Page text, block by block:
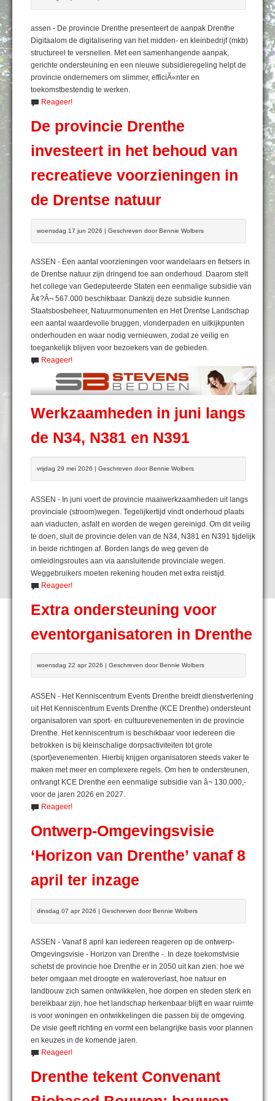
assen - De provincie Drenthe presenteert de aanpak Drenthe
Digitaalom de digitalisering van het midden- en kleinbedrijf (mkb)
structureel te versnellen. Met een samenhangende aanpak,
gerichte ondersteuning en een nieuwe subsidieregeling helpt de
provincie ondernemers om slimmer, efficiÃ«nter en
toekomstbestendig te werken.
Reageer!
De provincie Drenthe
investeert in het behoud van
recreatieve voorzieningen in
de Drentse natuur
woensdag 17 jun 2026 | Geschreven door Bennie Wolbers
ASSEN - Een aantal voorzieningen voor wandelaars en fietsers in
de Drentse natuur zijn dringend toe aan onderhoud. Daarom stelt
het college van Gedeputeerde Staten een eenmalige subsidie van
Ã¢?Â¬ 567.000 beschikbaar. Dankzij deze subsidie kunnen
Staatsbosbeheer, Natuurmonumenten en Het Drentse Landschap
een aantal waardevolle bruggen, vlonderpaden en uitkijkpunten
onderhouden en waar nodig vernieuwen, zodat ze veilig en
toegankelijk blijven voor bezoekers van de gebieden.
Reageer!
Werkzaamheden in juni langs
de N34, N381 en N391
vrijdag 29 mei 2026 | Geschreven door Bennie Wolbers
ASSEN - In juni voert de provincie maaiwerkzaamheden uit langs
provinciale (stroom)wegen. Tegelijkertijd vindt onderhoud plaats
aan viaducten, asfalt en worden de wegen gereinigd. Om dit veilig
te doen, sluit de provincie delen van de N34, N381 en N391 tijdelijk
in beide richtingen af. Borden langs de weg geven de
omleidingsroutes aan via aansluitende provinciale wegen.
Weggebruikers moeten rekening houden met extra reistijd.
Reageer!
Extra ondersteuning voor
eventorganisatoren in Drenthe
woensdag 22 apr 2026 | Geschreven door Bennie Wolbers
ASSEN - Het Kenniscentrum Events Drenthe breidt dienstverlening
uit Het Kenniscentrum Events Drenthe (KCE Drenthe) ondersteunt
organisatoren van sport- en cultuurevenementen in de provincie
Drenthe. Het kenniscentrum is beschikbaar voor iedereen die
betrokken is bij kleinschalige dorpsactiviteiten tot grote
(sport)evenementen. Hierbij krijgen organisatoren steeds vaker te
maken met meer en complexere regels. Om hen te ondersteunen,
ontvangt KCE Drenthe een eenmalige subsidie van â¬ 130.000,-
voor de jaren 2026 en 2027.
Reageer!
Ontwerp-Omgevingsvisie
‘Horizon van Drenthe’ vanaf 8
april ter inzage
dinsdag 07 apr 2026 | Geschreven door Bennie Wolbers
ASSEN - Vanaf 8 april kan iedereen reageren op de ontwerp-
Omgevingsvisie - Horizon van Drenthe -. In deze toekomstvisie
schetst de provincie hoe Drenthe er in 2050 uit kan zien: hoe we
beter omgaan met droogte en wateroverlast, hoe natuur en
landbouw zich samen ontwikkelen, hoe dorpen en steden sterk en
bereikbaar zijn, hoe het landschap herkenbaar blijft en waar ruimte
is voor woningen en ontwikkelingen die passen bij de omgeving.
De visie geeft richting en vormt een belangrijke basis voor plannen
en keuzes in de komende jaren.
Reageer!
Drenthe tekent Convenant